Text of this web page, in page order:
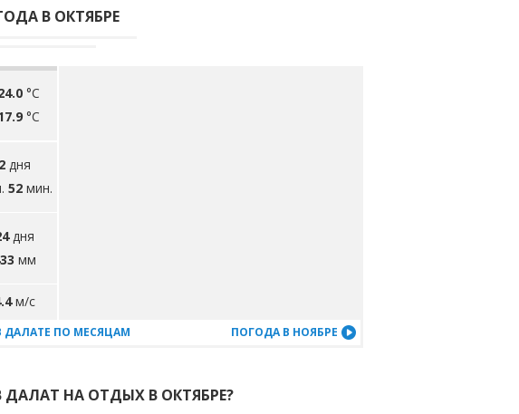
В ОКТЯБРЕ
°C
°C
2 дня
52 мин.
дня
мм
м/с
ДАЛАТЕ ПО МЕСЯЦАМ ПОГОДА В НОЯБРЕ
ДАЛАТ НА ОТДЫХ В ОКТЯБРЕ?